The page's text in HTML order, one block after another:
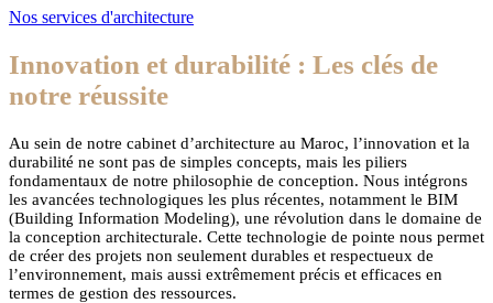
Nos services d'architecture
Innovation et durabilité : Les clés de
notre réussite
Au sein de notre cabinet d’architecture au Maroc, l’innovation et la
durabilité ne sont pas de simples concepts, mais les piliers
fondamentaux de notre philosophie de conception. Nous intégrons
les avancées technologiques les plus récentes, notamment le BIM
(Building Information Modeling), une révolution dans le domaine de
la conception architecturale. Cette technologie de pointe nous permet
de créer des projets non seulement durables et respectueux de
l’environnement, mais aussi extrêmement précis et efficaces en
termes de gestion des ressources.